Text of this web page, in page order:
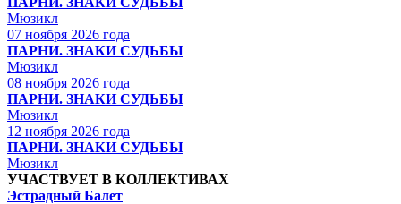
Мюзикл
07 ноября 2026 года
ПАРНИ. ЗНАКИ СУДЬБЫ
Мюзикл
08 ноября 2026 года
ПАРНИ. ЗНАКИ СУДЬБЫ
Мюзикл
12 ноября 2026 года
ПАРНИ. ЗНАКИ СУДЬБЫ
Мюзикл
УЧАСТВУЕТ В КОЛЛЕКТИВАХ
Эстрадный Балет